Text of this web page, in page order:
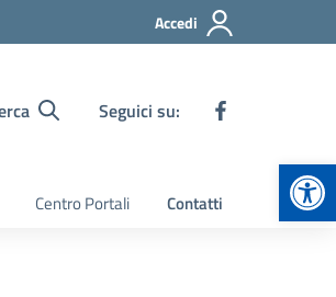
Accedi
Seguici su:
Centro Portali Contatti